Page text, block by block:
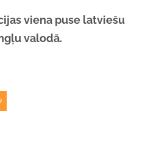
viena puse latviešu
valodā.